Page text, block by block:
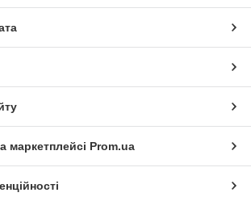
маркетплейсі Prom.ua